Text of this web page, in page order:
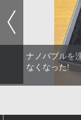
ナノバブルを
なくなった!